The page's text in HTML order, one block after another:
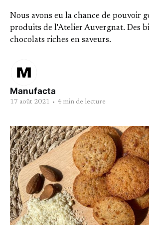
Nous avons eu la chance de pouvoir
produits de l'Atelier Auvergnat. Des
chocolats riches en saveurs.
Manufacta
17 août 2021 • 4 min de lecture